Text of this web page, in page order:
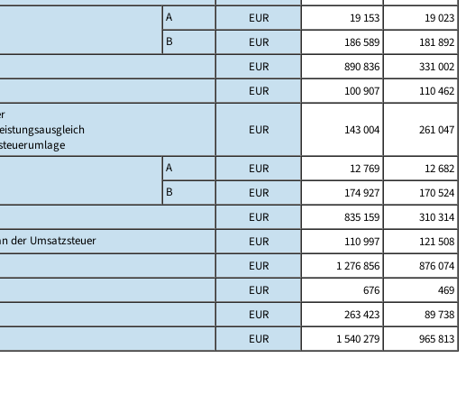
A EUR 19 153
19 023
B
EUR 186 589
181 892
EUR 890 836
331 002
EUR 100 907
110 462
EUR 143 004 261 047
A EUR 12 769
12 682
B
EUR 174 927
170 524
EUR 835 159
310 314
der Umsatzsteuer
EUR 110 997
121 508
EUR 1 276 856
876 074
EUR 676
469
EUR 263 423
89 738
EUR 1 540 279 965 813